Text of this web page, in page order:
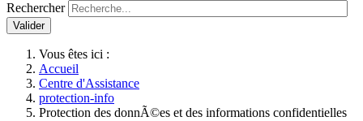
Rechercher
Valider
Vous êtes ici :
Accueil
Centre d'Assistance
protection-info
Protection des donnÃ©es et des informations confidentielles